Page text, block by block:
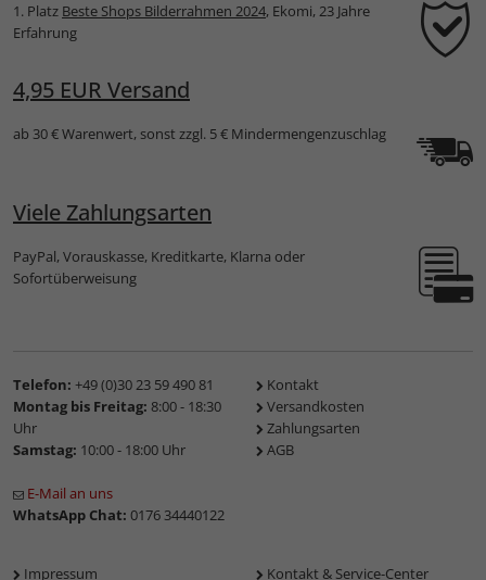
1. Platz Beste Shops Bilderrahmen 2024, Ekomi, 23 Jahre
Erfahrung
4,95 EUR Versand
ab 30 € Warenwert, sonst zzgl. 5 € Mindermengenzuschlag
Viele Zahlungsarten
PayPal, Vorauskasse, Kreditkarte, Klarna oder
Sofortüberweisung
Telefon: +49 (0)30 23 59 490 81
Montag bis Freitag: 8:00 - 18:30
Uhr
Samstag: 10:00 - 18:00 Uhr
E-Mail an uns
WhatsApp Chat: 0176 34440122
Kontakt
Versandkosten
Zahlungsarten
AGB
Impressum
Kontakt & Service-Center